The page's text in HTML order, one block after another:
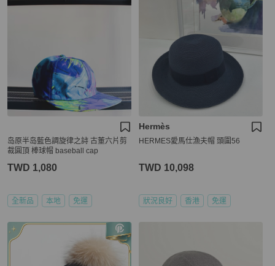
岛原半岛藍色調旋律之詩 古董六片剪
裁圓頂 棒球帽 baseball cap
TWD 1,080
全新品 本地 免運
Hermès
HERMES愛馬仕漁夫帽 頭圍56
TWD 10,098
狀況良好 香港 免運